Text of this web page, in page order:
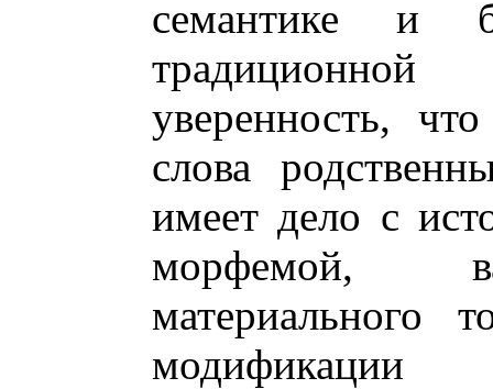
семантике и
уверенность,
слова
имеет дело с
морфемой,
материального